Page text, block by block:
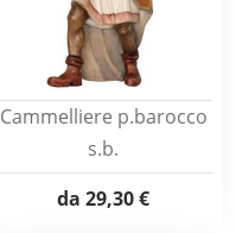
Cammelliere p.barocco
s.b.
da 29,30 €